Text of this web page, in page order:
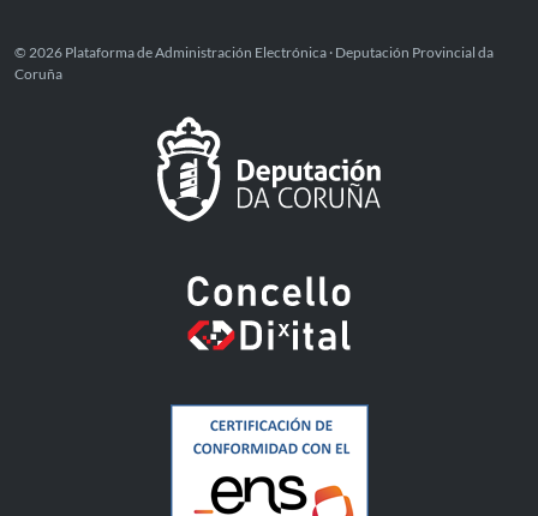
© 2026 Plataforma de Administración Electrónica · Deputación Provincial da
Coruña